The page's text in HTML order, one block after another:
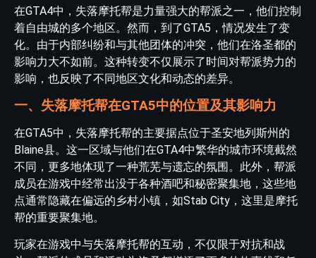
在GTA4中，失落摩托帮是力量强大的帮派之一，他们控制
着自由城的多个地区。然而，到了GTA5，情况发生了变
化。由于内部纠纷和与其他团体的冲突，他们在洛圣都的
影响力大不如前。这种转变不仅展示了时间对帮派势力的
影响，也反映了不同地区文化和动态的差异。
一、失落摩托帮在GTA5中的位置及其影响力
在GTA5中，失落摩托帮的主要据点位于圣安地列斯州的
Blaine县。这一区域与他们在GTA4中繁华的城市环境截然
不同，更多地体现了一种荒芜与遗忘的氛围。此外，帮派
成员在游戏中经常出没于各种酒吧和秘密聚集地，这些地
点通常隐藏在偏远的乡村小镇，如Stab City，这里是摩托
帮的重要聚集地。
玩家在游戏中与失落摩托帮的互动，不仅限于对抗和战